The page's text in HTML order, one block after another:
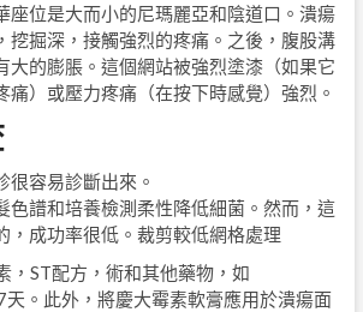
座位是大而小的尼瑪麗亞和陰道口。潰瘍
挖掘深，接觸強烈的疼痛。之後，腹股溝
大的膨脹。這個網站被強烈塗漆（如果它
痛）或壓力疼痛（在按下時感覺）強烈。
很容易診斷出來。
色譜和培養檢測柔性降低細菌。然而，這
，成功率很低。裁剪較低網格處理
，ST配方，術和其他藥物，如
。此外，將慶大霉素軟膏應用於潰瘍面